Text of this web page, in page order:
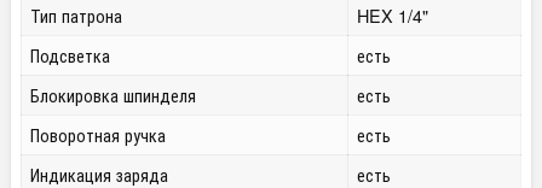
Тип патрона
HEX 1/4"
Подсветка
есть
Блокировка шпинделя
есть
Поворотная ручка
есть
Индикация заряда
есть